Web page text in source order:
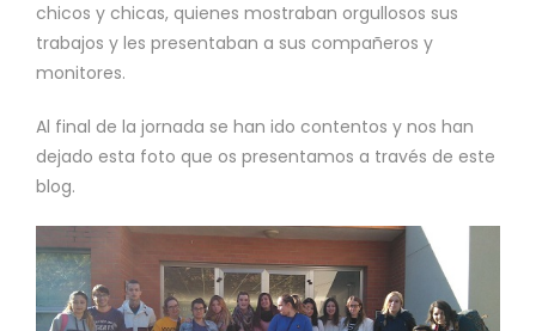
chicos y chicas, quienes mostraban orgullosos sus
trabajos y les presentaban a sus compañeros y
monitores.
Al final de la jornada se han ido contentos y nos han
dejado esta foto que os presentamos a través de este
blog.